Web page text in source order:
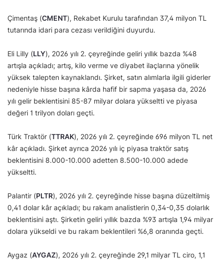
Çimentaş (CMENT), Rekabet Kurulu tarafından 37,4 milyon TL
tutarında idari para cezası verildiğini duyurdu.
Eli Lilly (LLY), 2026 yılı 2. çeyreğinde geliri yıllık bazda %48
artışla açıkladı; artış, kilo verme ve diyabet ilaçlarına yönelik
yüksek talepten kaynaklandı. Şirket, satın alımlarla ilgili giderler
nedeniyle hisse başına kârda hafif bir sapma yaşasa da, 2026
yılı gelir beklentisini 85-87 milyar dolara yükseltti ve piyasa
değeri 1 trilyon doları geçti.
Türk Traktör (TTRAK), 2026 yılı 2. çeyreğinde 696 milyon TL net
kâr açıkladı. Şirket ayrıca 2026 yılı iç piyasa traktör satış
beklentisini 8.000-10.000 adetten 8.500-10.000 adede
yükseltti.
Palantir (PLTR), 2026 yılı 2. çeyreğinde hisse başına düzeltilmiş
0,41 dolar kâr açıkladı; bu rakam analistlerin 0,34-0,35 dolarlık
beklentisini aştı. Şirketin geliri yıllık bazda %93 artışla 1,94 milyar
dolara yükseldi ve bu rakam beklentileri %6,8 oranında geçti.
Aygaz (AYGAZ), 2026 yılı 2. çeyreğinde 29,1 milyar TL ciro, 1,1